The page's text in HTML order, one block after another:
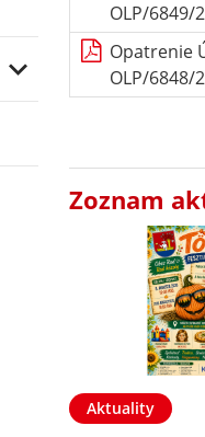
OLP/6849/
Opatrenie
OLP/6848/
Zoznam
Aktuality